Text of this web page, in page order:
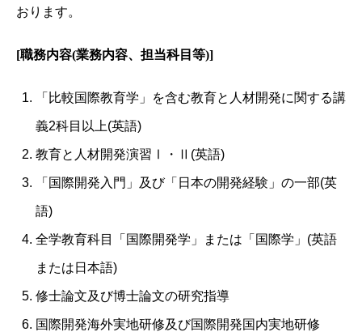
おります。
[職務内容(業務内容、担当科目等)]
「比較国際教育学」を含む教育と人材開発に関する講
義2科目以上(英語)
教育と人材開発演習Ⅰ・Ⅱ(英語)
「国際開発入門」及び「日本の開発経験」の一部(英
語)
全学教育科目「国際開発学」または「国際学」(英語
または日本語)
修士論文及び博士論文の研究指導
国際開発海外実地研修及び国際開発国内実地研修